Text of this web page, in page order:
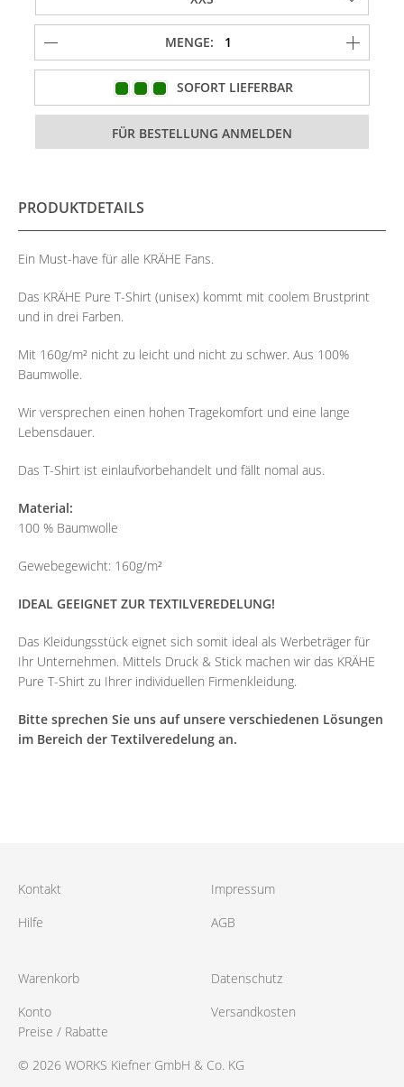
MENGE:
SOFORT LIEFERBAR
PRODUKTDETAILS
Ein Must-have für alle KRÄHE Fans.
Das KRÄHE Pure T-Shirt (unisex) kommt mit coolem Brustprint
und in drei Farben.
Mit 160g/m² nicht zu leicht und nicht zu schwer. Aus 100%
Baumwolle.
Wir versprechen einen hohen Tragekomfort und eine lange
Lebensdauer.
Das T-Shirt ist einlaufvorbehandelt und fällt nomal aus.
Material:
100 % Baumwolle
Gewebegewicht: 160g/m²
IDEAL GEEIGNET ZUR TEXTILVEREDELUNG!
Das Kleidungsstück eignet sich somit ideal als Werbeträger für
Ihr Unternehmen. Mittels Druck & Stick machen wir das KRÄHE
Pure T-Shirt zu Ihrer individuellen Firmenkleidung.
Bitte sprechen Sie uns auf unsere verschiedenen Lösungen
im Bereich der Textilveredelung an.
Kontakt
Hilfe
Impressum
AGB
Warenkorb
Konto
Datenschutz
Versandkosten
Preise / Rabatte
© 2026 WORKS Kiefner GmbH & Co. KG